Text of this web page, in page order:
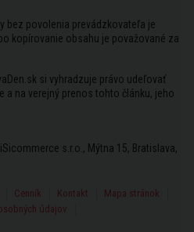
bez povolenia prevádzkovateľa je
kopírovanie obsahu je považované za
si vyhradzuje právo udeľovať
a na verejný prenos tohto článku, jeho
s.r.o., Mýtna 15, Bratislava,
Cenník Kontakt
Mapa stránok
údajov